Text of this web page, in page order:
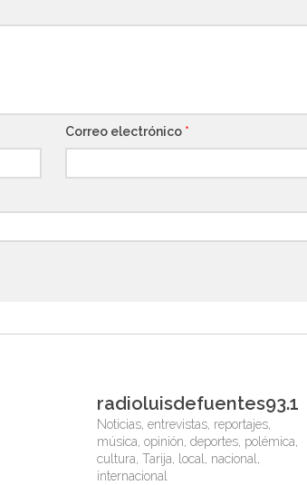
Correo electrónico *
radioluisdefuentes93.1
Noticias, entrevistas, reportajes,
música, opinión, deportes, polémica,
cultura, Tarija, local, nacional,
internacional